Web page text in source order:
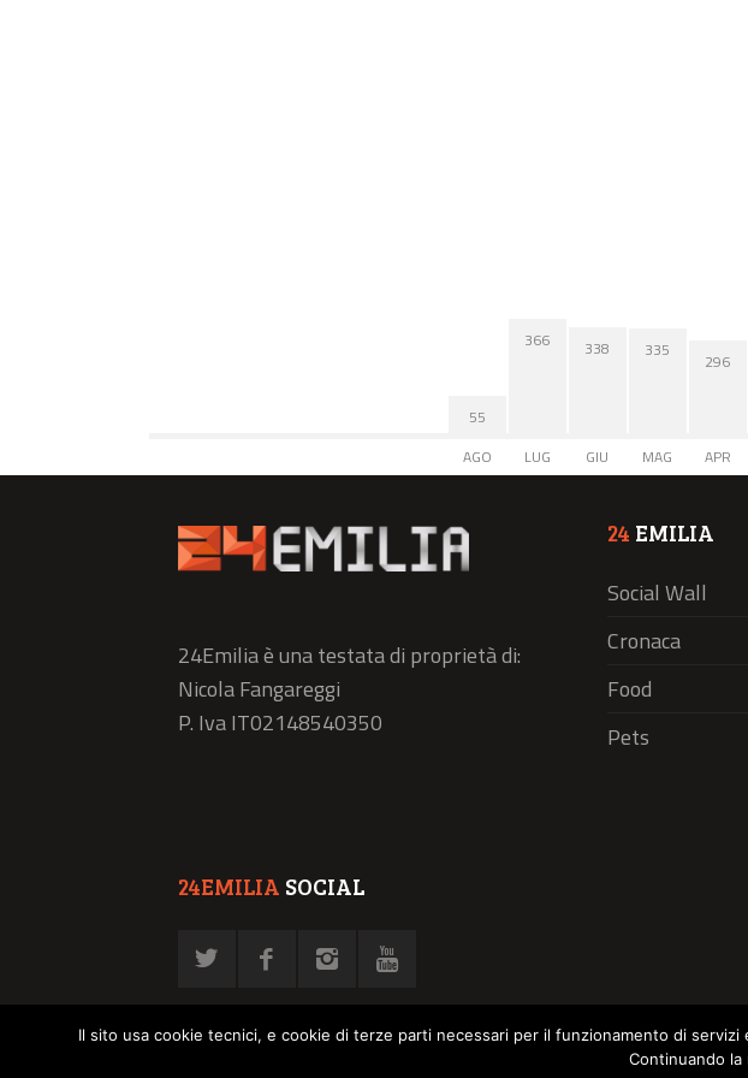
55
AGO
366
LUG
338
GIU
335
MAG
296
APR
24Emilia è una testata di proprietà di:
Nicola Fangareggi
P. Iva IT02148540350
24 EMILIA
Social Wall
Cronaca
Food
Pets
24EMILIA SOCIAL
Il sito usa cookie tecnici, e cookie di terze parti necessari per il funzionamento di
Continuando